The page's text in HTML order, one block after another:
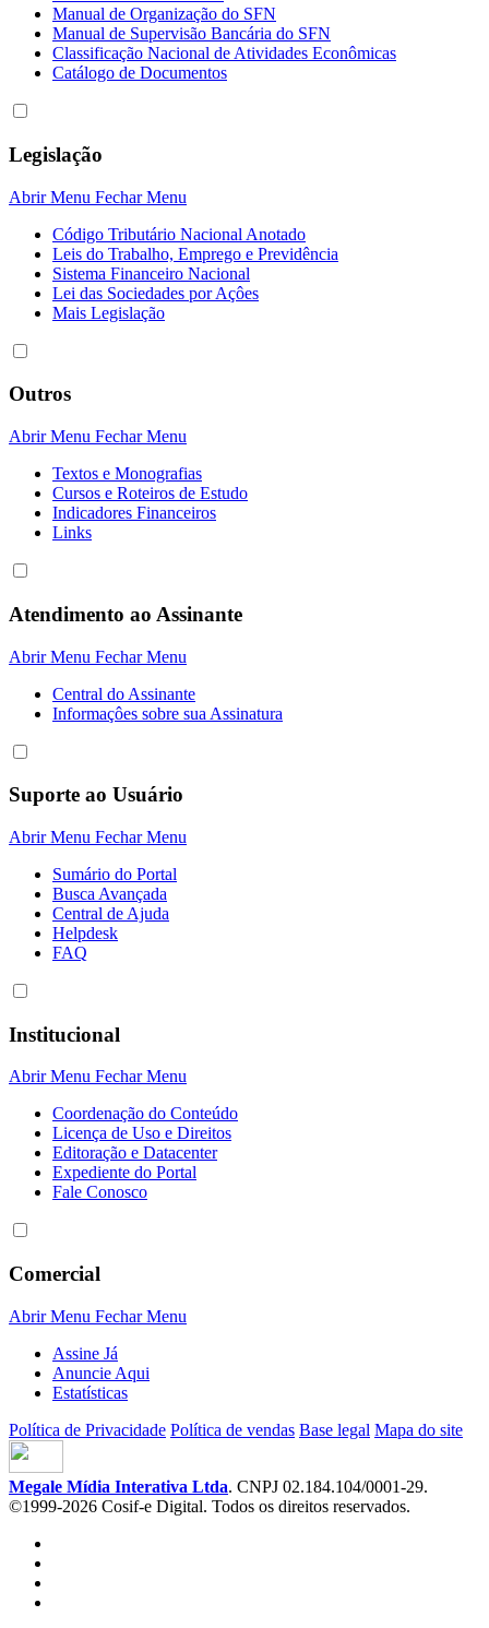
Manual de Organização do SFN
Manual de Supervisão Bancária do SFN
Classificação Nacional de Atividades Econômicas
Catálogo de Documentos
Legislação
Abrir Menu Fechar Menu
Código Tributário Nacional Anotado
Leis do Trabalho, Emprego e Previdência
Sistema Financeiro Nacional
Lei das Sociedades por Açôes
Mais Legislação
Outros
Abrir Menu Fechar Menu
Textos e Monografias
Cursos e Roteiros de Estudo
Indicadores Financeiros
Links
Atendimento ao Assinante
Abrir Menu Fechar Menu
Central do Assinante
Informaçôes sobre sua Assinatura
Suporte ao Usuário
Abrir Menu Fechar Menu
Sumário do Portal
Busca Avançada
Central de Ajuda
Helpdesk
FAQ
Institucional
Abrir Menu Fechar Menu
Coordenação do Conteúdo
Licença de Uso e Direitos
Editoração e Datacenter
Expediente do Portal
Fale Conosco
Comercial
Abrir Menu Fechar Menu
Assine Já
Anuncie Aqui
Estatísticas
Política de Privacidade Política de vendas Base legal Mapa do site
Megale Mídia Interativa Ltda. CNPJ 02.184.104/0001-29.
©1999-2026 Cosif-e Digital. Todos os direitos reservados.